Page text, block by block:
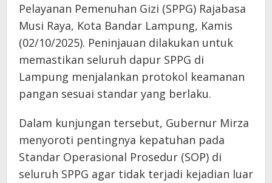
Pelayanan Pemenuhan Gizi (SPPG) Rajabasa
Musi Raya, Kota Bandar Lampung, Kamis
(02/10/2025). Peninjauan dilakukan untuk
memastikan seluruh dapur SPPG di
Lampung menjalankan protokol keamanan
pangan sesuai standar yang berlaku.
Dalam kunjungan tersebut, Gubernur Mirza
menyoroti pentingnya kepatuhan pada
Standar Operasional Prosedur (SOP) di
seluruh SPPG agar tidak terjadi kejadian luar